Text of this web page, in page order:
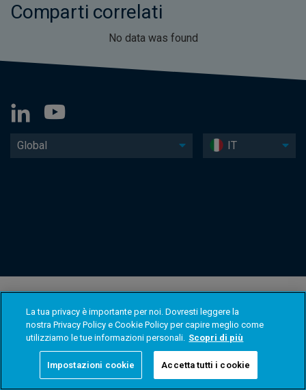
Comparti correlati
No data was found
Global IT
La tua privacy è importante per noi. Dovresti leggere la
nostra Privacy Policy e Cookie Policy per capire meglio come
utilizziamo le tue informazioni personali. Scopri di più
Impostazioni cookie Accetta tutti i cookie